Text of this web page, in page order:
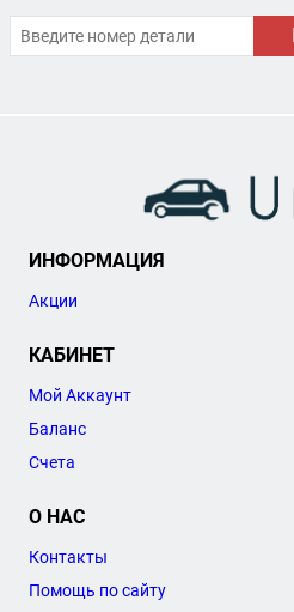
ИНФОРМАЦИЯ
Акции
КАБИНЕТ
Мой Аккаунт
Баланс
Счета
О НАС
Контакты
Помощь по сайту